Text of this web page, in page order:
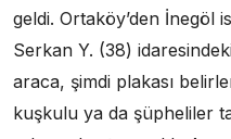
geldi. Ortaköy’den İnegöl
Serkan Y. (38)
araca, şimdi plakası
kuşkulu ya da şüpheliler